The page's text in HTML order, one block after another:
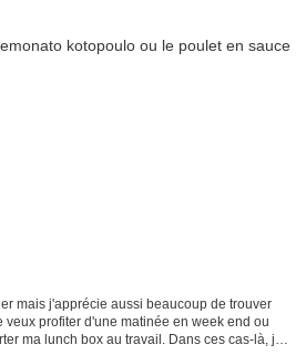
mais j'apprécie aussi beaucoup de trouver
veux profiter d'une matinée en week end ou
ma lunch box au travail. Dans ces cas-là, je